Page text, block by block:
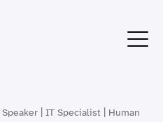
| IT Specialist | Human